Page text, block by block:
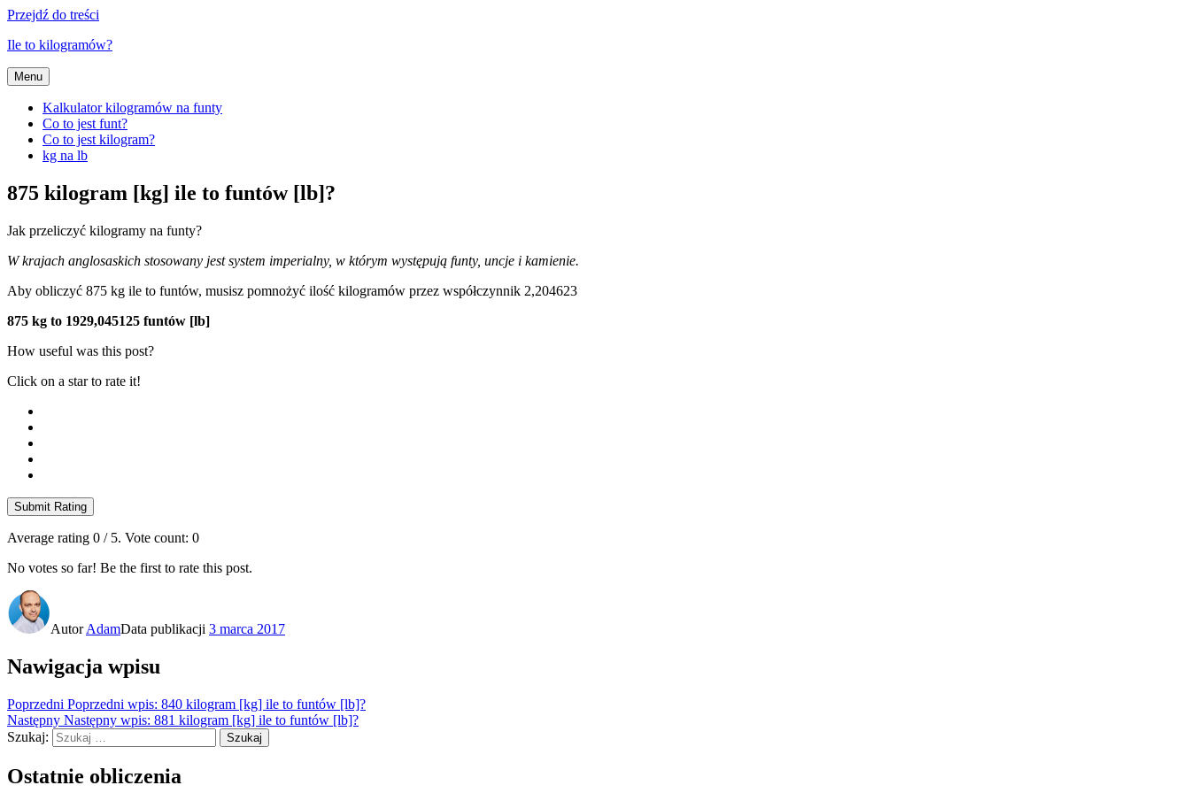
Przejdź do treści
Ile to kilogramów?
Menu
Kalkulator kilogramów na funty
Co to jest funt?
Co to jest kilogram?
kg na lb
875 kilogram [kg] ile to funtów [lb]?
Jak przeliczyć kilogramy na funty?
W krajach anglosaskich stosowany jest system imperialny, w którym występują funty, uncje i kamienie.
Aby obliczyć 875 kg ile to funtów, musisz pomnożyć ilość kilogramów przez współczynnik 2,204623
875 kg to 1929,045125 funtów [lb]
How useful was this post?
Click on a star to rate it!
Submit Rating
Average rating 0 / 5. Vote count: 0
No votes so far! Be the first to rate this post.
AutorAdamData publikacji 3 marca 2017
Nawigacja wpisu
Poprzedni Poprzedni wpis: 840 kilogram [kg] ile to funtów [lb]?
Następny Następny wpis: 881 kilogram [kg] ile to funtów [lb]?
Szukaj:
Szukaj
Ostatnie obliczenia